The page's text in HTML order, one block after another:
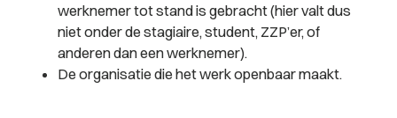
werknemer tot stand is gebracht (hier valt dus
niet onder de stagiaire, student, ZZP’er, of
anderen dan een werknemer).
De organisatie die het werk openbaar maakt.